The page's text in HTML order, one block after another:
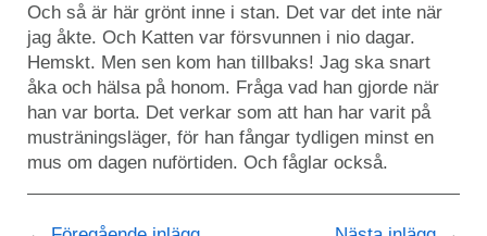
Och så är här grönt inne i stan. Det var det inte när
jag åkte. Och Katten var försvunnen i nio dagar.
Hemskt. Men sen kom han tillbaks! Jag ska snart
åka och hälsa på honom. Fråga vad han gjorde när
han var borta. Det verkar som att han har varit på
musträningsläger, för han fångar tydligen minst en
mus om dagen nuförtiden. Och fåglar också.